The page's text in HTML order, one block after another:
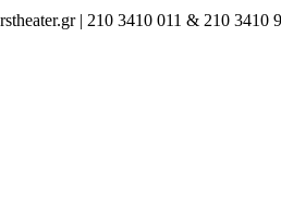
| 210 3410 011 & 210 3410